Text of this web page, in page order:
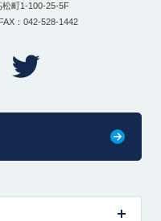
松町1-100-25-5F
：042-528-1442